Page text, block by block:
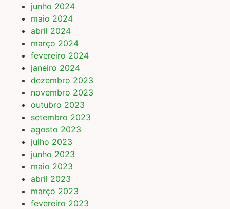
junho 2024
maio 2024
abril 2024
março 2024
fevereiro 2024
janeiro 2024
dezembro 2023
novembro 2023
outubro 2023
setembro 2023
agosto 2023
julho 2023
junho 2023
maio 2023
abril 2023
março 2023
fevereiro 2023